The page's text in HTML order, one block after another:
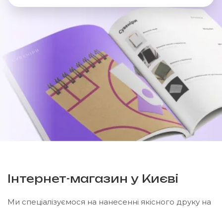
Інтернет-магазин у Києві
Ми спеціалізуємося на нанесенні якісного друку на